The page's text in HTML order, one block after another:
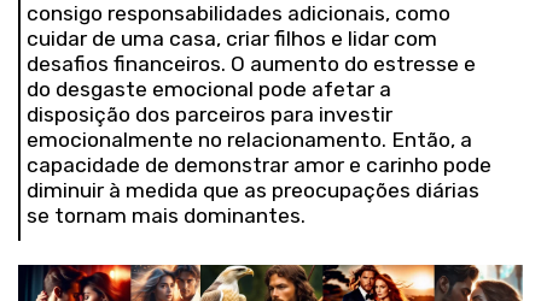
consigo responsabilidades adicionais, como
cuidar de uma casa, criar filhos e lidar com
desafios financeiros. O aumento do estresse e
do desgaste emocional pode afetar a
disposição dos parceiros para investir
emocionalmente no relacionamento. Então, a
capacidade de demonstrar amor e carinho pode
diminuir à medida que as preocupações diárias
se tornam mais dominantes.